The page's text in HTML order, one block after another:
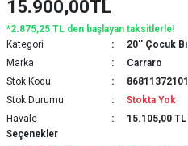
15.900,00TL
*2.875,25 TL den başlayan taksitlerle!
Kategori
20'' Çocuk
Marka
Carraro
Stok Kodu
Stok Durumu
Stokta Yok
Havale
15.105,00
Seçenekler